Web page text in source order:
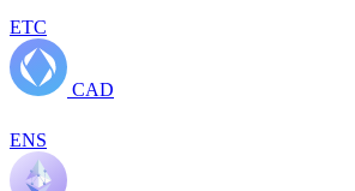
ETC
CAD
ENS